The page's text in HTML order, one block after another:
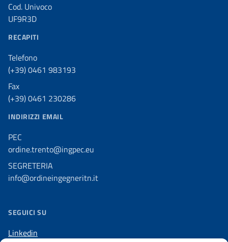
Cod. Univoco
UF9R3D
RECAPITI
Telefono
(+39) 0461 983193
Fax
(+39) 0461 230286
INDIRIZZI EMAIL
PEC
ordine.trento@ingpec.eu
SEGRETERIA
info@ordineingegneritn.it
SEGUICI SU
Linkedin